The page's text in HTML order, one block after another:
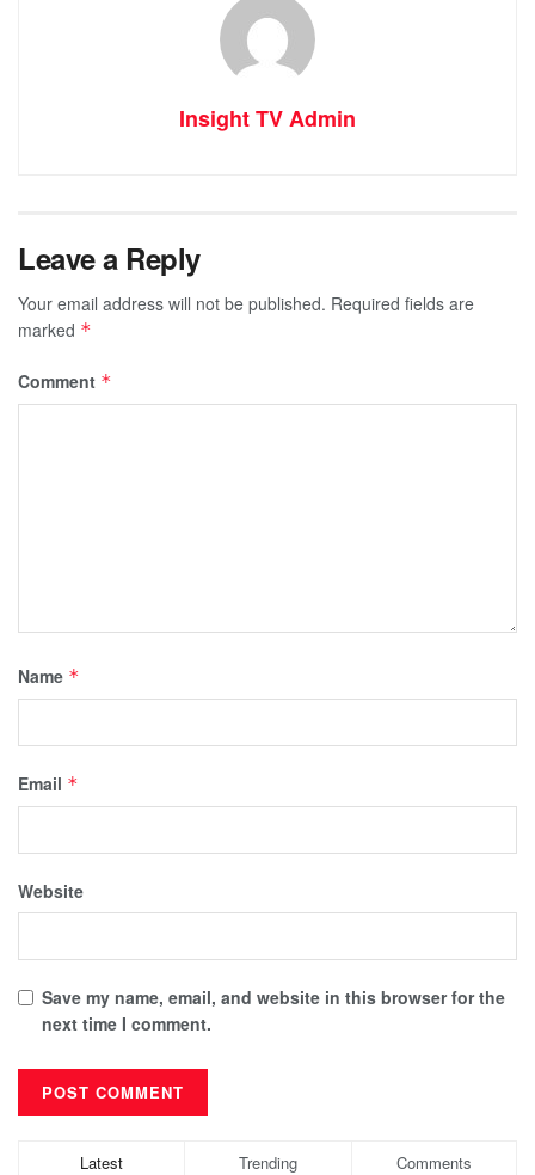
Insight TV Admin
Leave a Reply
Your email address will not be published. Required fields are
marked *
Comment *
Name *
Email *
Website
Save my name, email, and website in this browser for the
next time I comment.
Latest Trending Comments